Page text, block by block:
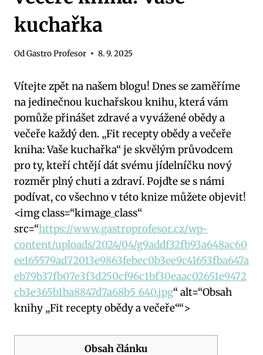
kuchařka
OdGastro Profesor 8. 9. 2025
Vítejte zpět na našem blogu! Dnes se zaměříme
na jedinečnou kuchařskou knihu, která vám
pomůže přinášet zdravé a vyvážené obědy a
večeře každý den. „Fit recepty obědy a večeře
kniha: Vaše kuchařka“ je skvělým průvodcem
pro ty, kteří chtějí dát svému jídelníčku nový
rozměr plný chuti a zdraví. Pojďte se s námi
podívat, co všechno v této knize můžete objevit!
<img class=“kimage_class“
src=“https://www.gastroprofesor.cz/wp-
content/uploads/2024/04/g9addf32fb93a648ac60
ee165579ad72013e9863febec0b3ee9c41653fba647a
eb79b37fb07e3f3d250cf96c1bf30eaac02651e9472
cb3e365b1ba8847d7a68b5_640.jpg“ alt=“Obsah
knihy „Fit recepty obědy a večeře““>
Obsah článku